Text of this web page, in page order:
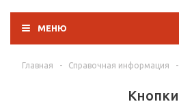
МЕНЮ
Главная - Справочная информация -
Кнопки